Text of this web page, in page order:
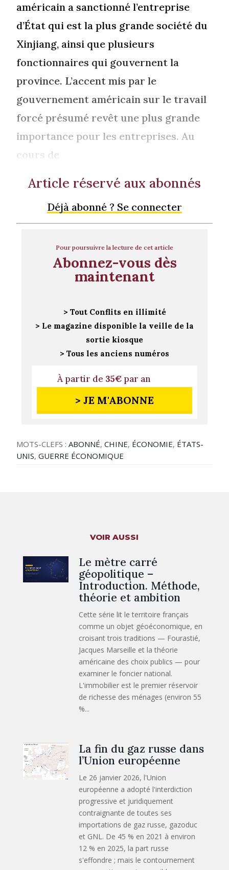
américain a sanctionné l’entreprise
d’État qui est la plus grande société du
Xinjiang, ainsi que plusieurs
fonctionnaires qui gouvernent la
province. L’accent mis par le
gouvernement américain sur le travail
forcé présumé revêt une plus grande
importance pour les entreprises. Au
cours de
Article réservé aux abonnés
Déjà abonné ? Se connecter
Pour poursuivre la lecture de cet article
Abonnez-vous dès
maintenant
> Tout Conflits en illimité
> Le magazine disponible la veille de la
sortie kiosque
> Tous les anciens numéros
À partir de 35€par an
> JE M'ABONNE
MOTS-CLEFS :ABONNÉ,CHINE, ÉCONOMIE, ÉTATS-
UNIS,GUERRE ÉCONOMIQUE
VOIR AUSSI
Le mètre carré
géopolitique –
Introduction. Méthode,
théorie et ambition
Cette série lit le territoire français
comme un objet géoéconomique, en
croisant trois traditions — Fourastié,
Jacques Marseille et la théorie
américaine des choix publics — pour
examiner le foncier national.
L'immobilier est le premier réservoir
de richesse des ménages (environ 55
%...
La fin du gaz russe dans
l’Union européenne
Le 26 janvier 2026, l'Union
européenne a adopté l'interdiction
progressive et juridiquement
contraignante de toutes ses
importations de gaz russe, gazoduc
et GNL. De 45 % en 2021 à environ
12 % en 2025, la part russe
s'effondre ; mais le contournement